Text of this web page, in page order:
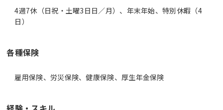
4週7休（日祝・土曜3日日／月）、年末年始、特別休暇（4
日）
各種保険
雇用保険、労災保険、健康保険、厚生年金保険